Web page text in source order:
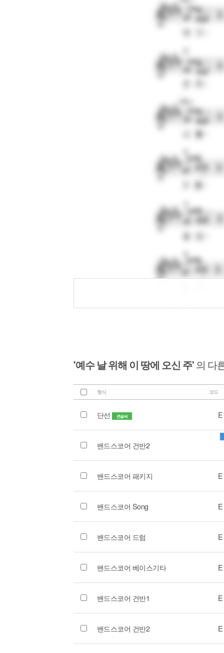
'예수 날 위해 이 땅에 오신 주'의 다
형식 코드
단선 큰글씨
밴드스코어 건반2
밴드스코어 패키지
밴드스코어 Song
밴드스코어 드럼
밴드스코어 베이스기타
밴드스코어 건반1
밴드스코어 건반2